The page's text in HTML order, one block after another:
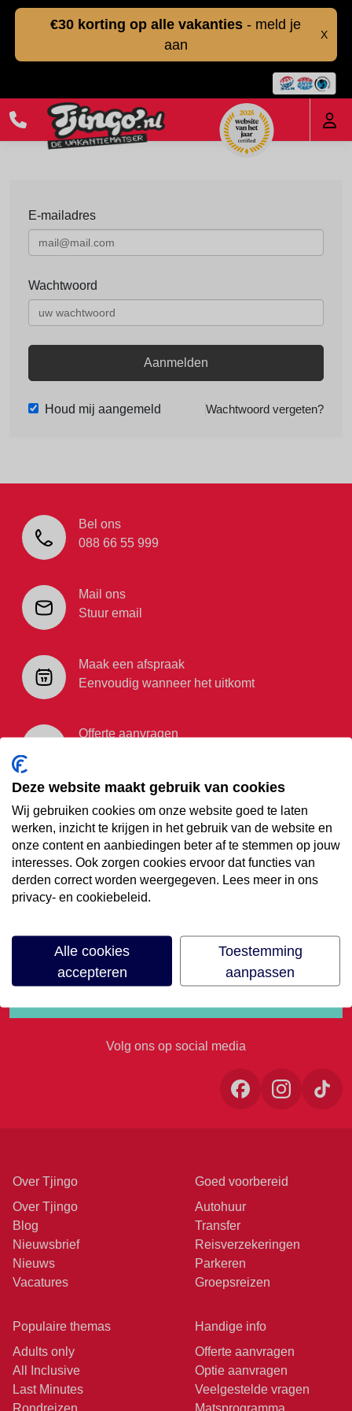
€30 korting op alle vakanties - meld je
aan
X
E-mailadres
Wachtwoord
Aanmelden
Houd mij aangemeld Wachtwoord vergeten?
Bel ons
088 66 55 999
Mail ons
Stuur email
Maak een afspraak
Eenvoudig wanneer het uitkomt
Offerte aanvragen
€35,- korting op je
volgende vakantie
Meld je aan voor onze nieuwsbrief
Volg ons op social media
Over Tjingo
Over Tjingo
Blog
Nieuwsbrief
Nieuws
Vacatures
Goed voorbereid
Autohuur
Transfer
Reisverzekeringen
Parkeren
Groepsreizen
Populaire themas
Adults only
All Inclusive
Last Minutes
Rondreizen
Handige info
Offerte aanvragen
Optie aanvragen
Veelgestelde vragen
Matsprogramma
Deze website maakt gebruik van cookies
Wij gebruiken cookies om onze website goed te laten
werken, inzicht te krijgen in het gebruik van de website en
onze content en aanbiedingen beter af te stemmen op jouw
interesses. Ook zorgen cookies ervoor dat functies van
derden correct worden weergegeven. Lees meer in ons
privacy- en cookiebeleid.
Alle cookies
accepteren
Toestemming
aanpassen